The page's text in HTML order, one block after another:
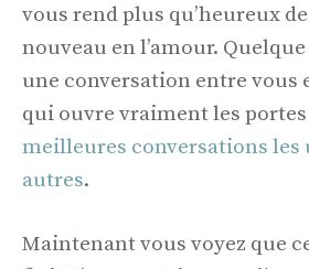
vous rend plus qu’heureux
nouveau en l’amour.
une conversation entre vous
qui ouvre vraiment les portes
meilleures conversations les
autres.
Maintenant vous voyez que